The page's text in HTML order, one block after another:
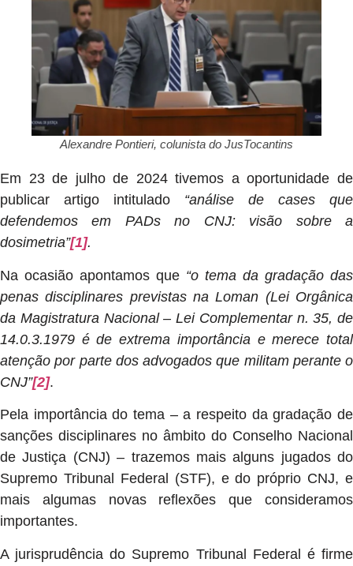
Alexandre Pontieri, colunista do JusTocantins
Em 23 de julho de 2024 tivemos a oportunidade de
publicar artigo intitulado “análise de cases que
defendemos em PADs no CNJ: visão sobre a
dosimetria”[1].
Na ocasião apontamos que “o tema da gradação das
penas disciplinares previstas na Loman (Lei Orgânica
da Magistratura Nacional – Lei Complementar n. 35, de
14.0.3.1979 é de extrema importância e merece total
atenção por parte dos advogados que militam perante o
CNJ”[2].
Pela importância do tema – a respeito da gradação de
sanções disciplinares no âmbito do Conselho Nacional
de Justiça (CNJ) – trazemos mais alguns jugados do
Supremo Tribunal Federal (STF), e do próprio CNJ, e
mais algumas novas reflexões que consideramos
importantes.
A jurisprudência do Supremo Tribunal Federal é firme